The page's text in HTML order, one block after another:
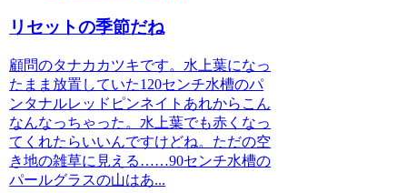
リセットの季節だね
顧問のタナカカツキです。水上葉になっ
たまま放置していた120センチ水槽のパ
ンタナルレッドピンネイトあれからこん
なんなっちゃった。水上葉でも赤くなっ
てくれたらいいんですけどね。ただの空
き地の雑草に見える……90センチ水槽の
パールグラスの山はあ...